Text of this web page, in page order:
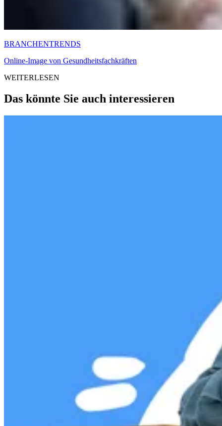
BRANCHENTRENDS
Online-Image von Gesundheitsfachkräften
WEITERLESEN
Das könnte Sie auch interessieren